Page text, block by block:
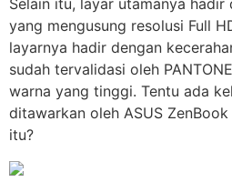
Selain itu, layar utamanya hadir
yang mengusung resolusi Full
layarnya hadir dengan
sudah tervalidasi oleh
warna yang tinggi. Tentu ada
ditawarkan oleh ASUS
itu?